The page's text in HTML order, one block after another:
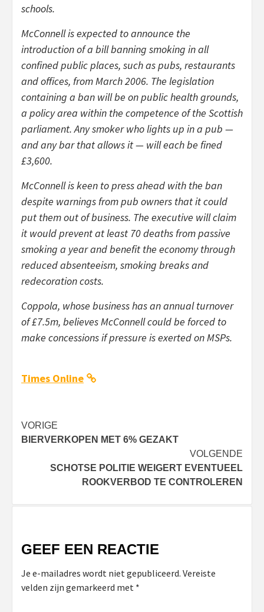
schools.
McConnell is expected to announce the
introduction of a bill banning smoking in all
confined public places, such as pubs, restaurants
and offices, from March 2006. The legislation
containing a ban will be on public health grounds,
a policy area within the competence of the Scottish
parliament. Any smoker who lights up in a pub —
and any bar that allows it — will each be fined
£3,600.
McConnell is keen to press ahead with the ban
despite warnings from pub owners that it could
put them out of business. The executive will claim
it would prevent at least 70 deaths from passive
smoking a year and benefit the economy through
reduced absenteeism, smoking breaks and
redecoration costs.
Coppola, whose business has an annual turnover
of £7.5m, believes McConnell could be forced to
make concessions if pressure is exerted on MSPs.
Times Online
Bericht
navigatie
VORIGE
BIERVERKOPEN MET 6% GEZAKT
VOLGENDE
SCHOTSE POLITIE WEIGERT EVENTUEEL
ROOKVERBOD TE CONTROLEREN
GEEF EEN REACTIE
Je e-mailadres wordt niet gepubliceerd. Vereiste
velden zijn gemarkeerd met *